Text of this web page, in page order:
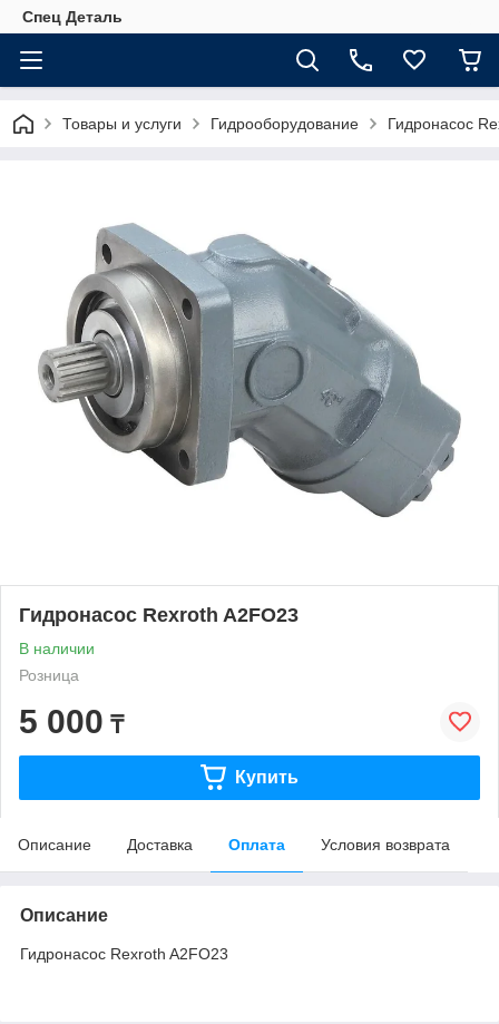
Спец Деталь
Товары и услуги Гидрооборудование Гидронасос
Гидронасос Rexroth A2FO23
В наличии
Розница
5 000 ₸
Купить
Описание Доставка Оплата Условия возврата
Описание
Гидронасос Rexroth A2FO23